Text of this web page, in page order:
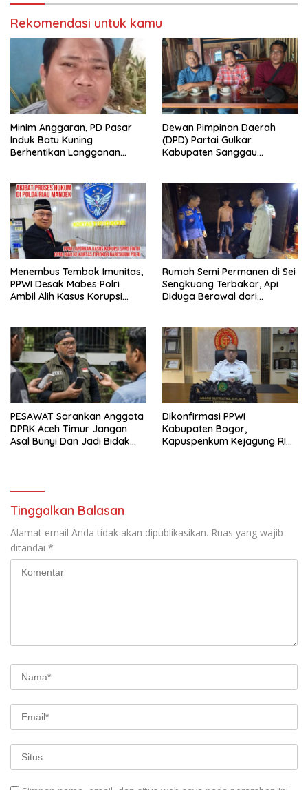
Rekomendasi untuk kamu
Minim Anggaran, PD Pasar
Induk Batu Kuning
Berhentikan Langganan
Dewan Pimpinan Daerah
(DPD) Partai Gulkar
Kabupaten Sanggau
Menembus Tembok Imunitas,
PPWI Desak Mabes Polri
Ambil Alih Kasus Korupsi
Rumah Semi Permanen di Sei
Sengkuang Terbakar, Api
Diduga Berawal dari
PESAWAT Sarankan Anggota
DPRK Aceh Timur Jangan
Asal Bunyi Dan Jadi Bidak
Dikonfirmasi PPWI
Kabupaten Bogor,
Kapuspenkum Kejagung RI
Tinggalkan Balasan
Alamat email Anda tidak akan dipublikasikan. Ruas yang wajib
ditandai *